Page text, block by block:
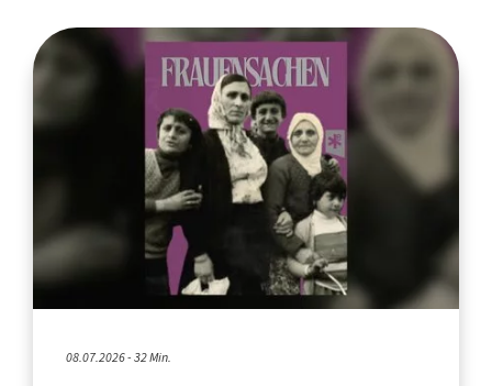
08.07.2026 - 32 Min.